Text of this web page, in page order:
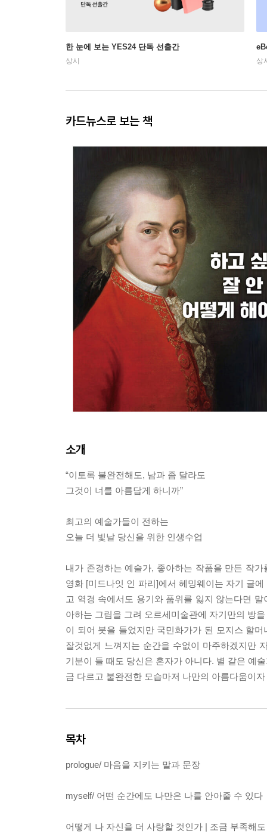
한 눈에 보는 YES24 단독 선출간
상시 상
카드뉴스로 보는 책
소개
“이토록 불완전해도, 남과 좀 달라도
그것이 너를 아름답게 하니까”
최고의 예술가들이 전하는
오늘 더 빛날 당신을 위한 인생수업
내가 존경하는 예술가, 좋아하는 작품을 만든 작
영화 [미드나잇 인 파리]에서 헤밍웨이는 자기 글
고 역경 속에서도 용기와 품위를 잃지 않는다면
아하는 그림을 그려 오르세미술관에 자기만의 방
이 되어 붓을 들었지만 국민화가가 된 모지스 할
잘것없게 느껴지는 순간을 수없이 마주하겠지만
기분이 들 때도 당신은 혼자가 아니다. 별 같은 예
금 다르고 불완전한 모습마저 나만의 아름다움이
목차
prologue/ 마음을 지키는 말과 문장
myself/ 어떤 순간에도 나만은 나를 안아줄 수 있다
어떻게 나 자신을 더 사랑할 것인가 | 조금 부족해